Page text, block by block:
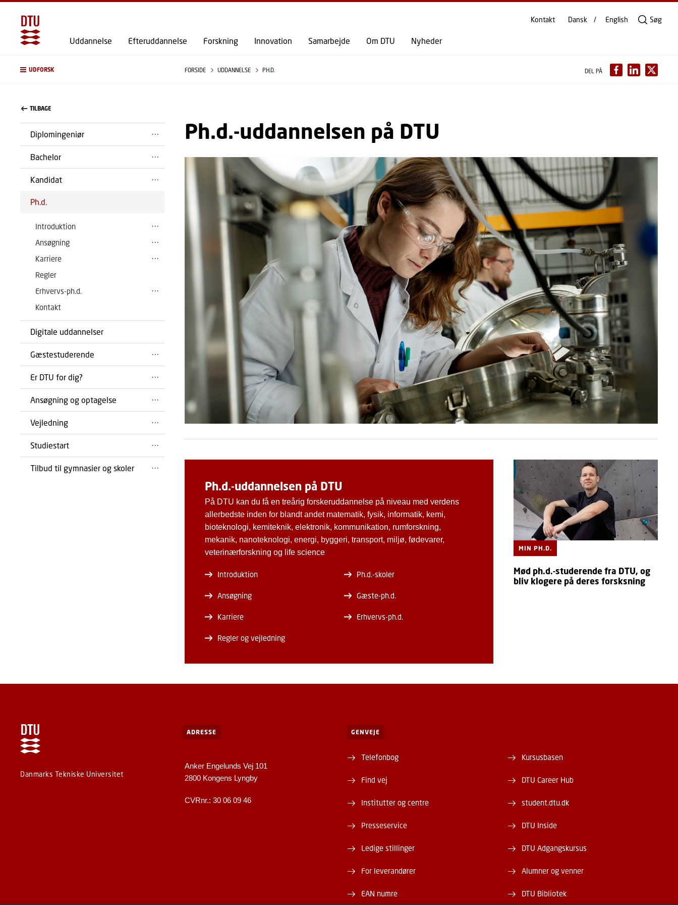
GÅ TIL PRIMÆRT INDHOLD (TRYK ENTER).
Uddannelse Efteruddannelse Forskning Innovation Samarbejde Om DTU Nyheder
Kontakt Dansk English Søg
UDFORSK FORSIDE UDDANNELSE PH.D. DEL PÅ
TILBAGE
Diplomingeniør
Bachelor
Kandidat
Ph.d.
Introduktion
Ansøgning
Karriere
Regler
Erhvervs-ph.d.
Kontakt
Digitale uddannelser
Gæstestuderende
Er DTU for dig?
Ansøgning og optagelse
Vejledning
Studiestart
Tilbud til gymnasier og skoler
Ph.d.-uddannelsen på DTU
Ph.d.-uddannelsen på DTU
På DTU kan du få en treårig forskeruddannelse på niveau med verdens
allerbedste inden for blandt andet matematik, fysik, informatik, kemi,
bioteknologi, kemiteknik, elektronik, kommunikation, rumforskning,
mekanik, nanoteknologi, energi, byggeri, transport, miljø, fødevarer,
veterinærforskning og life science
Introduktion
Ansøgning
Karriere
Regler og vejledning
Ph.d.-skoler
Gæste-ph.d.
Erhvervs-ph.d.
MIN PH.D.
Mød ph.d.-studerende fra DTU, og
bliv klogere på deres forsksning
Danmarks Tekniske Universitet
ADRESSE
Anker Engelunds Vej 101
2800 Kongens Lyngby
CVRnr.: 30 06 09 46
GENVEJE
Telefonbog
Find vej
Institutter og centre
Presseservice
Ledige stillinger
For leverandører
EAN numre
Kursusbasen
DTU Career Hub
student.dtu.dk
DTU Inside
DTU Adgangskursus
Alumner og venner
DTU Bibliotek